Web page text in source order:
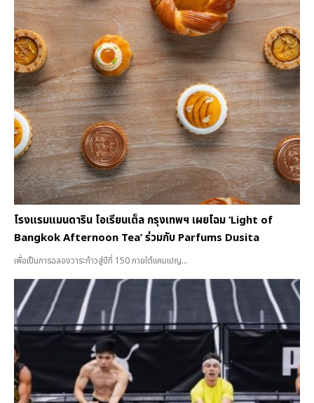
โรงแรมแมนดาริน โอเรียนเต็ล กรุงเทพฯ เผยโฉม ‘Light of
Bangkok Afternoon Tea’ ร่วมกับ Parfums Dusita
เพื่อเป็นการฉลองวาระก้าวสู่ปีที่ 150 ภายใต้แคมเปญ...